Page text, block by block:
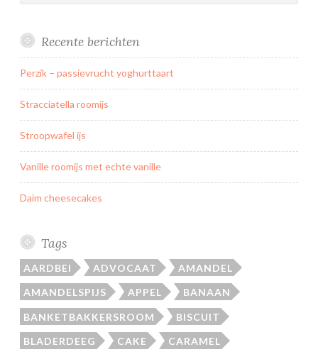
Recente berichten
Perzik – passievrucht yoghurttaart
Stracciatella roomijs
Stroopwafel ijs
Vanille roomijs met echte vanille
Daim cheesecakes
Tags
AARDBEI ADVOCAAT AMANDEL
AMANDELSPIJS APPEL BANAAN
BANKETBAKKERSROOM BISCUIT
BLADERDEEG CAKE CARAMEL